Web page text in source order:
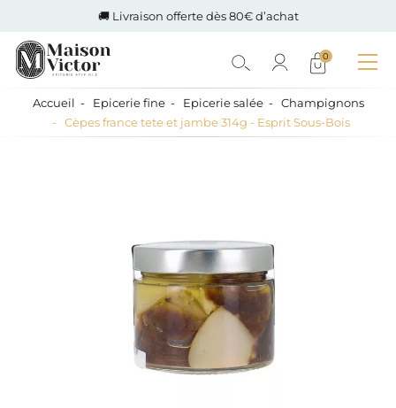
🚚 Livraison offerte dès 80€ d’achat
0
Accueil Epicerie fine Epicerie salée
Champignons
Cèpes france tete et jambe 314g - Esprit Sous-Bois